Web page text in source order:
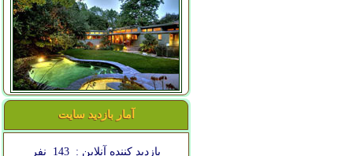
آمار بازدید سایت
بازدید کننده آنلاین : 143 نفر